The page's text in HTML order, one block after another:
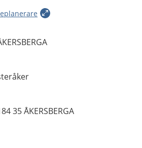
35 ÅKERSBERGA